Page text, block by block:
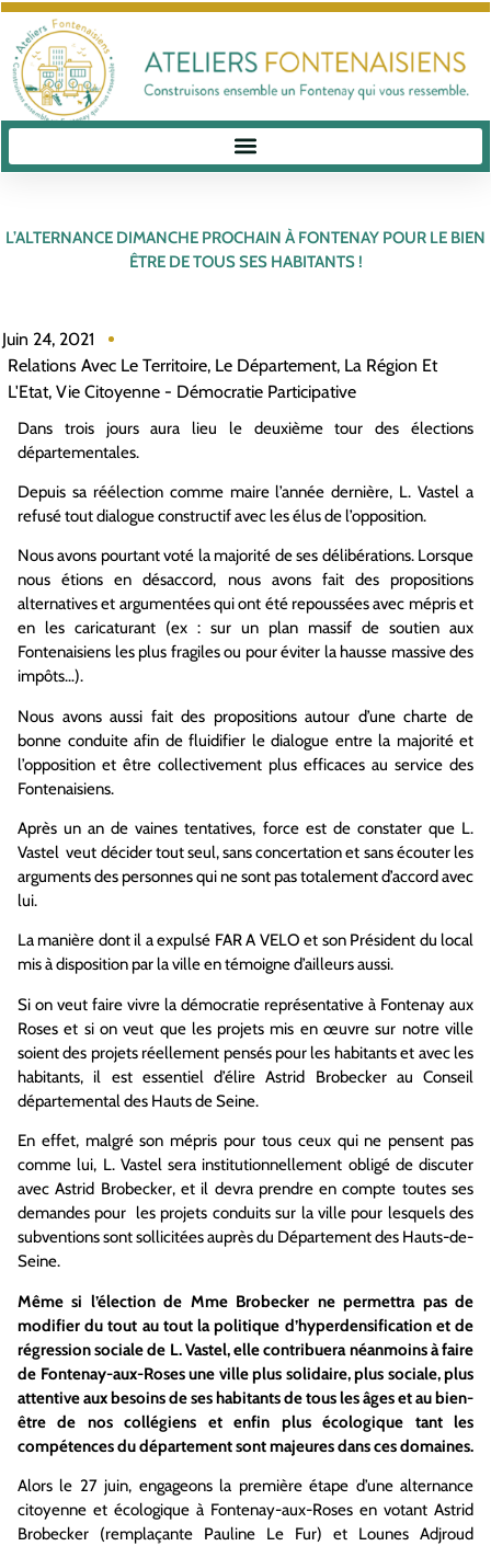
L’ALTERNANCE DIMANCHE PROCHAIN À FONTENAY POUR LE BIEN
ÊTRE DE TOUS SES HABITANTS !
Juin 24, 2021
Relations Avec Le Territoire, Le Département, La Région Et
L'Etat, Vie Citoyenne - Démocratie Participative
Dans trois jours aura lieu le deuxième tour des élections
départementales.
Depuis sa réélection comme maire l’année dernière, L. Vastel a
refusé tout dialogue constructif avec les élus de l’opposition.
Nous avons pourtant voté la majorité de ses délibérations. Lorsque
nous étions en désaccord, nous avons fait des propositions
alternatives et argumentées qui ont été repoussées avec mépris et
en les caricaturant (ex : sur un plan massif de soutien aux
Fontenaisiens les plus fragiles ou pour éviter la hausse massive des
impôts…).
Nous avons aussi fait des propositions autour d’une charte de
bonne conduite afin de fluidifier le dialogue entre la majorité et
l’opposition et être collectivement plus efficaces au service des
Fontenaisiens.
Après un an de vaines tentatives, force est de constater que L.
Vastel veut décider tout seul, sans concertation et sans écouter les
arguments des personnes qui ne sont pas totalement d’accord avec
lui.
La manière dont il a expulsé FAR A VELO et son Président du local
mis à disposition par la ville en témoigne d’ailleurs aussi.
Si on veut faire vivre la démocratie représentative à Fontenay aux
Roses et si on veut que les projets mis en œuvre sur notre ville
soient des projets réellement pensés pour les habitants et avec les
habitants, il est essentiel d’élire Astrid Brobecker au Conseil
départemental des Hauts de Seine.
En effet, malgré son mépris pour tous ceux qui ne pensent pas
comme lui, L. Vastel sera institutionnellement obligé de discuter
avec Astrid Brobecker, et il devra prendre en compte toutes ses
demandes pour les projets conduits sur la ville pour lesquels des
subventions sont sollicitées auprès du Département des Hauts-de-
Seine.
Même si l’élection de Mme Brobecker ne permettra pas de
modifier du tout au tout la politique d’hyperdensification et de
régression sociale de L. Vastel, elle contribuera néanmoins à faire
de Fontenay-aux-Roses une ville plus solidaire, plus sociale, plus
attentive aux besoins de ses habitants de tous les âges et au bien-
être de nos collégiens et enfin plus écologique tant les
compétences du département sont majeures dans ces domaines.
Alors le 27 juin, engageons la première étape d’une alternance
citoyenne et écologique à Fontenay-aux-Roses en votant Astrid
Brobecker (remplaçante Pauline Le Fur) et Lounes Adjroud